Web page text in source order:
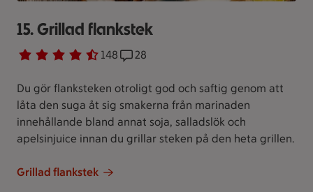
15. Grillad flankstek
Betyg 4.4 av 5. 148
148 personer har röstatReceptet har 28 kommentarer
28
Du gör flanksteken otroligt god och saftig genom att
låta den suga åt sig smakerna från marinaden
innehållande bland annat soja, salladslök och
apelsinjuice innan du grillar steken på den heta grillen.
Grillad flankstek